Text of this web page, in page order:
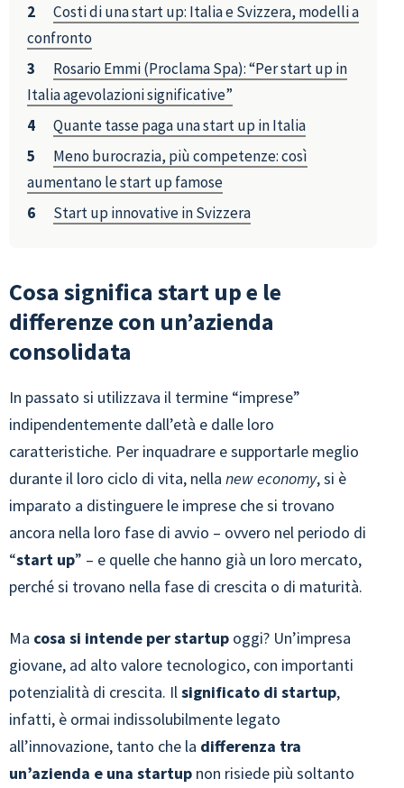
Costi di una start up: Italia e Svizzera, modelli a
confronto
Rosario Emmi (Proclama Spa): “Per start up in
Italia agevolazioni significative”
Quante tasse paga una start up in Italia
Meno burocrazia, più competenze: così
aumentano le start up famose
Start up innovative in Svizzera
Cosa significa start up e le
differenze con un’azienda
consolidata
In passato si utilizzava il termine “imprese”
indipendentemente dall’età e dalle loro
caratteristiche. Per inquadrare e supportarle meglio
durante il loro ciclo di vita, nella new economy, si è
imparato a distinguere le imprese che si trovano
ancora nella loro fase di avvio – ovvero nel periodo di
“start up” – e quelle che hanno già un loro mercato,
perché si trovano nella fase di crescita o di maturità.
Ma cosa si intende per startup oggi? Un’impresa
giovane, ad alto valore tecnologico, con importanti
potenzialità di crescita. Ilsignificato di startup,
infatti, è ormai indissolubilmente legato
all’innovazione, tanto che la differenza tra
un’azienda e una startup non risiede più soltanto